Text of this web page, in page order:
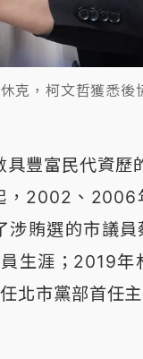
克，柯文哲獲悉後
豐富民代資歷
，2002、2006
賄選的市議
生涯；2019年
北市黨部首任